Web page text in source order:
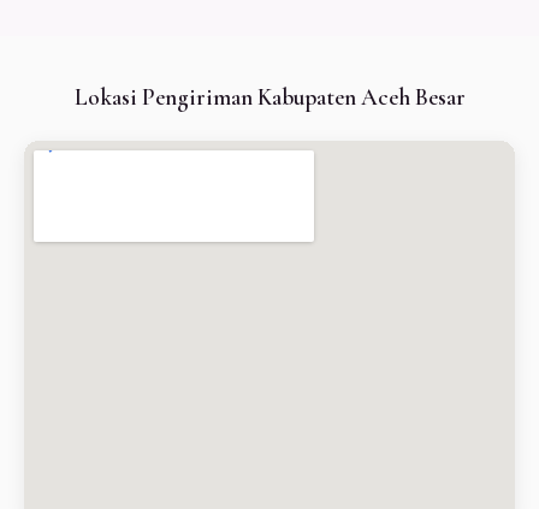
Lokasi Pengiriman Kabupaten Aceh Besar